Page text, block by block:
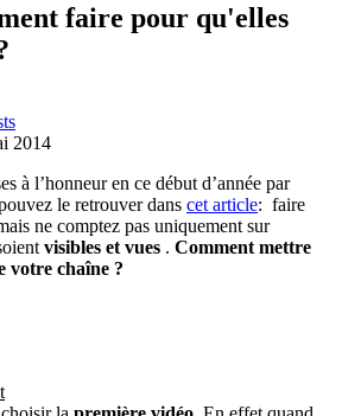
faire pour qu'elles
2014
à l’honneur en ce début d’année par
le retrouver dans cet article: faire
ne comptez pas uniquement sur
visibles et vues . Comment mettre
votre chaîne ?